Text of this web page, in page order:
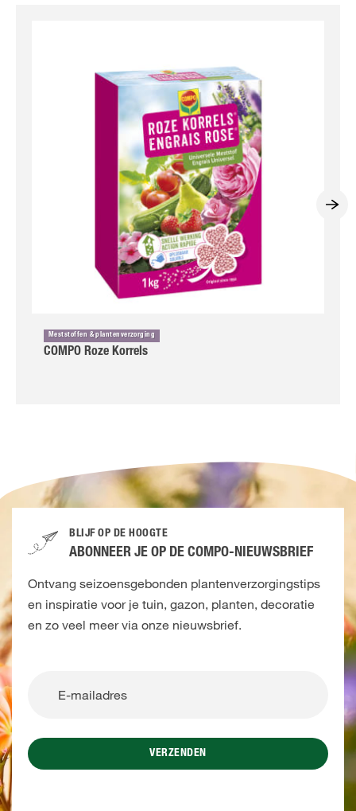
Meststoffen & plantenverzorging
COMPO Roze Korrels
BLIJF OP DE HOOGTE
ABONNEER JE OP DE COMPO-NIEUWSBRIEF
Ontvang seizoensgebonden plantenverzorgingstips
en inspiratie voor je tuin, gazon, planten, decoratie
en zo veel meer via onze nieuwsbrief.
VERZENDEN